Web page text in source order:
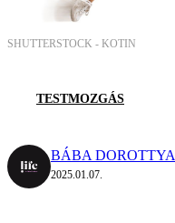
SHUTTERSTOCK - KOTIN
TESTMOZGÁS
BÁBA DOROTTYA
2025.01.07.